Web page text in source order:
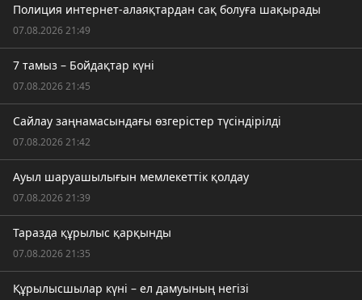
Полиция интернет-алаяқтардан сақ болуға шақырады
07.08.2026 21:49
7 тамыз – Бойдақтар күні
07.08.2026 21:45
Сайлау заңнамасындағы өзгерістер түсіндірілді
07.08.2026 21:42
Ауыл шаруашылығын мемлекеттік қолдау
07.08.2026 21:39
Таразда құрылыс қарқынды
07.08.2026 21:35
Құрылысшылар күні – ел дамуының негізі